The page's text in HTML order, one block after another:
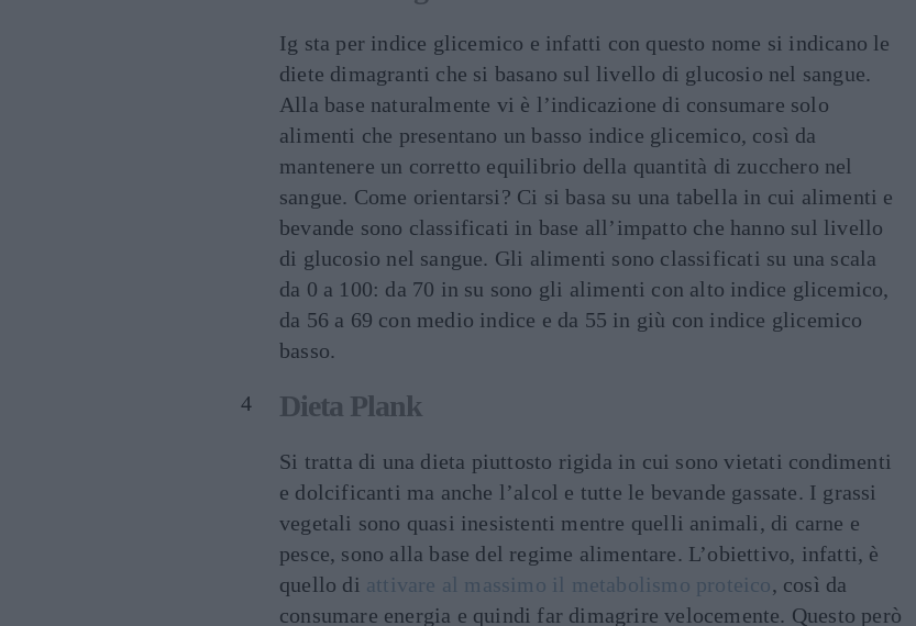
Ig sta per indice glicemico e infatti con questo nome si indicano le
diete dimagranti che si basano sul livello di glucosio nel sangue.
Alla base naturalmente vi è l’indicazione di consumare solo
alimenti che presentano un basso indice glicemico, così da
mantenere un corretto equilibrio della quantità di zucchero nel
sangue. Come orientarsi? Ci si basa su una tabella in cui alimenti e
bevande sono classificati in base all’impatto che hanno sul livello
di glucosio nel sangue. Gli alimenti sono classificati su una scala
da 0 a 100: da 70 in su sono gli alimenti con alto indice glicemico,
da 56 a 69 con medio indice e da 55 in giù con indice glicemico
basso.
Dieta Plank
Si tratta di una dieta piuttosto rigida in cui sono vietati condimenti
e dolcificanti ma anche l’alcol e tutte le bevande gassate. I grassi
vegetali sono quasi inesistenti mentre quelli animali, di carne e
pesce, sono alla base del regime alimentare. L’obiettivo, infatti, è
quello di attivare al massimo il metabolismo proteico, così da
consumare energia e quindi far dimagrire velocemente. Questo però